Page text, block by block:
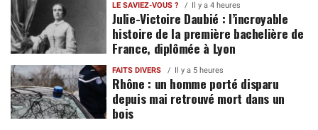
LE SAVIEZ-VOUS ? Il y a 4 heures
Julie-Victoire Daubié : l’incroyable
histoire de la première bachelière de
France, diplômée à Lyon
FAITS DIVERS Il y a 5 heures
Rhône : un homme porté disparu
depuis mai retrouvé mort dans un
bois